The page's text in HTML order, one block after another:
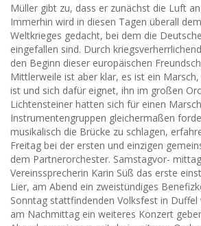
Müller gibt zu, dass er zunächst die Luft
Immerhin wird in diesen Tagen überall
Weltkrieges gedacht, bei dem die
eingefallen sind. Durch
den Beginn dieser europäischen
Mittlerweile ist aber klar, es ist ein
ist und sich dafür eignet, ihn im großen
Lichtensteiner hatten sich für einen
Instrumentengruppen gleichermaßen
musikalisch die Brücke zu schlagen,
Freitag bei der ersten und einzigen
dem Partnerorchester. Samstagvor-
Vereinssprecherin Karin Süß das erste
Lier, am Abend ein zweistündiges
Sonntag stattfindenden Volksfest in Duffel
am Nachmittag ein weiteres Konzert